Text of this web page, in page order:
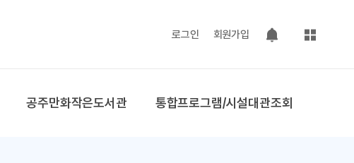
로그인 회원가입
팝업 열기
사이트맵
공주만화작은도서관 통합프로그램/시설대관조회